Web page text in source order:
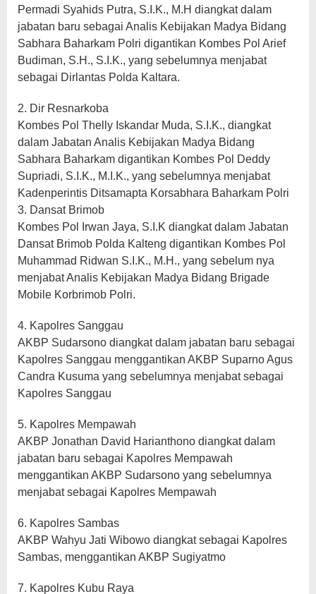
Permadi Syahids Putra, S.I.K., M.H diangkat dalam
jabatan baru sebagai Analis Kebijakan Madya Bidang
Sabhara Baharkam Polri digantikan Kombes Pol Arief
Budiman, S.H., S.I.K., yang sebelumnya menjabat
sebagai Dirlantas Polda Kaltara.
2. Dir Resnarkoba
Kombes Pol Thelly Iskandar Muda, S.I.K., diangkat
dalam Jabatan Analis Kebijakan Madya Bidang
Sabhara Baharkam digantikan Kombes Pol Deddy
Supriadi, S.I.K., M.I.K., yang sebelumnya menjabat
Kadenperintis Ditsamapta Korsabhara Baharkam Polri
3. Dansat Brimob
Kombes Pol Irwan Jaya, S.I.K diangkat dalam Jabatan
Dansat Brimob Polda Kalteng digantikan Kombes Pol
Muhammad Ridwan S.I.K., M.H., yang sebelum nya
menjabat Analis Kebijakan Madya Bidang Brigade
Mobile Korbrimob Polri.
4. Kapolres Sanggau
AKBP Sudarsono diangkat dalam jabatan baru sebagai
Kapolres Sanggau menggantikan AKBP Suparno Agus
Candra Kusuma yang sebelumnya menjabat sebagai
Kapolres Sanggau
5. Kapolres Mempawah
AKBP Jonathan David Harianthono diangkat dalam
jabatan baru sebagai Kapolres Mempawah
menggantikan AKBP Sudarsono yang sebelumnya
menjabat sebagai Kapolres Mempawah
6. Kapolres Sambas
AKBP Wahyu Jati Wibowo diangkat sebagai Kapolres
Sambas, menggantikan AKBP Sugiyatmo
7. Kapolres Kubu Raya